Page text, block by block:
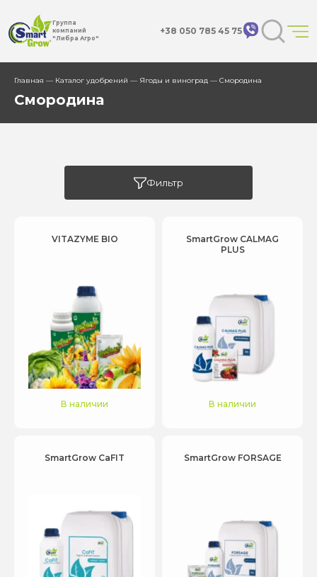
Группа
компаний
"Либра Агро"
+38 050 785 45 75
Главная — Каталог удобрений — Ягоды и виноград — Смородина
Смородина
Фильтр
VITAZYME BIO
В наличии
SmartGrow CALMAG
PLUS
В наличии
SmartGrow CaFIT SmartGrow FORSAGE